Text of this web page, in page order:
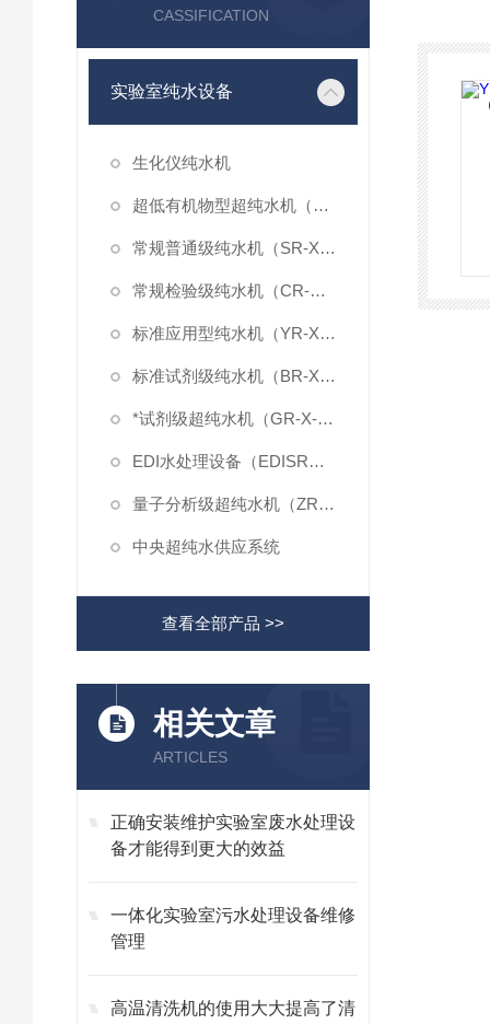
CASSIFICATION
实验室纯水设备
生化仪纯水机
超低有机物型超纯水机（DR-X-L系列）
常规普通级纯水机（SR-X-L系列）
常规检验级纯水机（CR-X-L系列）
标准应用型纯水机（YR-X-L系列）
标准试剂级纯水机（BR-X-L系列）
*试剂级超纯水机（GR-X-L系列）
EDI水处理设备（EDISR系列）
量子分析级超纯水机（ZR-X-L系列）
中央超纯水供应系统
查看全部产品 >>
相关文章
ARTICLES
正确安装维护实验室废水处理设
备才能得到更大的效益
一体化实验室污水处理设备维修
管理
高温清洗机的使用大大提高了清